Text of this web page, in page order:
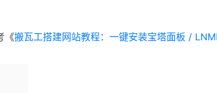
《搬瓦工搭建网站教程：一键安装宝塔面板 /